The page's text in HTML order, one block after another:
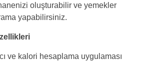
oluşturabilir ve yemekler
yapabilirsiniz.
ve kalori hesaplama uygulaması